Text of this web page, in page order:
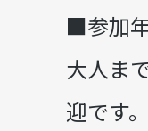
■参加
大人ま
迎です